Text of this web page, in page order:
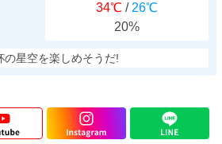
34℃ / 26℃
20%
の星空を楽しめそうだ!